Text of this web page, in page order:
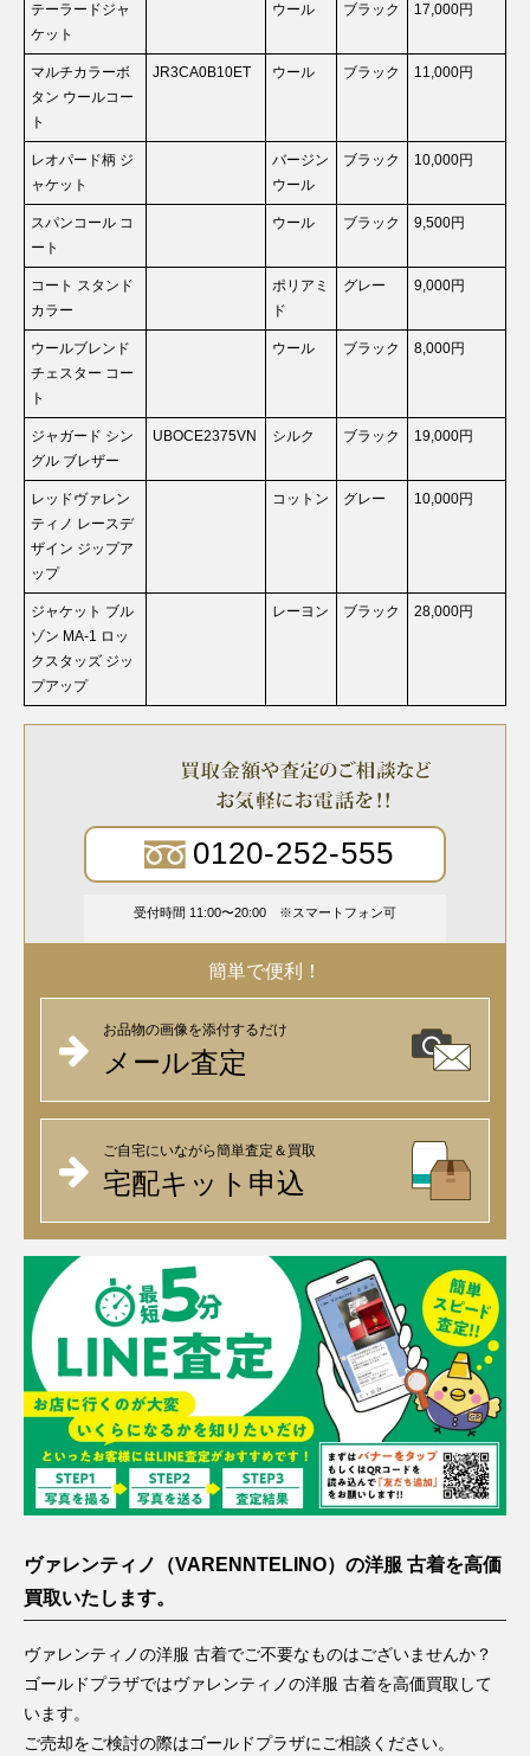
テーラードジャ
ケット
ウール ブラック 17,000円
マルチカラーボ
タン ウールコー
ト
JR3CA0B10ET ウール ブラック 11,000円
レオパード柄 ジ
ャケット
バージン
ウール
ブラック 10,000円
スパンコール コ
ート
ウール ブラック 9,500円
コート スタンド
カラー
ポリアミ
ド
グレー 9,000円
ウールブレンド
チェスター コー
ト
ウール ブラック 8,000円
ジャガード シン
グル ブレザー
UBOCE2375VN シルク ブラック 19,000円
レッドヴァレン
ティノ レースデ
ザイン ジップア
ップ
コットン グレー 10,000円
ジャケット ブル
ゾン MA-1 ロッ
クスタッズ ジッ
プアップ
レーヨン ブラック 28,000円
0120-252-555
受付時間 11:00〜20:00 スマートフォン可
簡単で便利！
お品物の画像を添付するだけ
メール査定
ご自宅にいながら簡単査定＆買取
宅配キット申込
ヴァレンティノ（VARENNTELINO）の洋服 古着を高価
買取いたします。
ヴァレンティノの洋服 古着でご不要なものはございませんか？
ゴールドプラザではヴァレンティノの洋服 古着を高価買取して
います。
ご売却をご検討の際はゴールドプラザにご相談ください。